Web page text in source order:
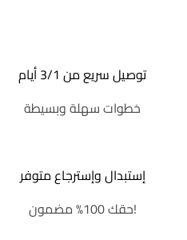
توصيل سريع من 3/1 أيام
خطوات سهلة وبسيطة
إستبدال وإسترجاع متوفر
حقك 100% مضمون!